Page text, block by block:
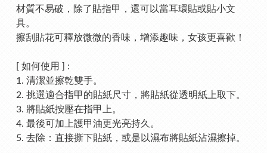
材質不易破，除了貼指甲，還可以當耳環貼或貼小文
具。
擦刮貼花可釋放微微的香味，增添趣味，女孩更喜歡！
[ 如何使用 ] :
1. 清潔並擦乾雙手。
2. 挑選適合指甲的貼紙尺寸，將貼紙從透明紙上取下。
3. 將貼紙按壓在指甲上。
4. 最後可加上護甲油更光亮持久。
5. 去除：直接撕下貼紙，或是以濕布將貼紙沾濕擦掉。